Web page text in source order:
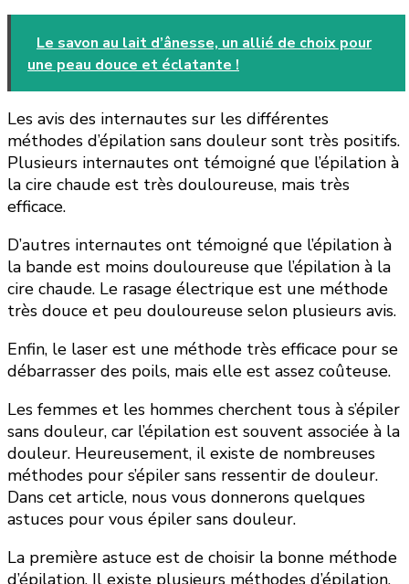
Le savon au lait d’ânesse, un allié de choix pour
une peau douce et éclatante !
Les avis des internautes sur les différentes
méthodes d’épilation sans douleur sont très positifs.
Plusieurs internautes ont témoigné que l’épilation à
la cire chaude est très douloureuse, mais très
efficace.
D’autres internautes ont témoigné que l’épilation à
la bande est moins douloureuse que l’épilation à la
cire chaude. Le rasage électrique est une méthode
très douce et peu douloureuse selon plusieurs avis.
Enfin, le laser est une méthode très efficace pour se
débarrasser des poils, mais elle est assez coûteuse.
Les femmes et les hommes cherchent tous à s’épiler
sans douleur, car l’épilation est souvent associée à la
douleur. Heureusement, il existe de nombreuses
méthodes pour s’épiler sans ressentir de douleur.
Dans cet article, nous vous donnerons quelques
astuces pour vous épiler sans douleur.
La première astuce est de choisir la bonne méthode
d’épilation. Il existe plusieurs méthodes d’épilation,